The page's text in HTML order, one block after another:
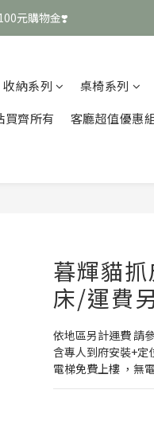
元購物金❣️
元購物金❣️
元購物金❣️
收納系列 桌椅系列
買齊所有
客廳超值優惠
暮輝貓
床/運費
依地區另計運費 請
含專人到府安裝+定
電梯免費上樓 ，無